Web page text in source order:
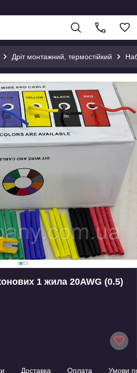
Дріт монтажний, термостійкий
1 жила 20AWG (0.5)
Доставка Оплата Умови